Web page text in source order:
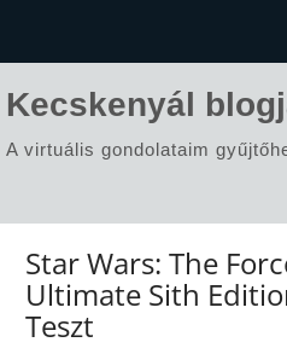
Kecskenyál
A virtuális gondolataim
Star Wars: The
Ultimate Sith
Teszt